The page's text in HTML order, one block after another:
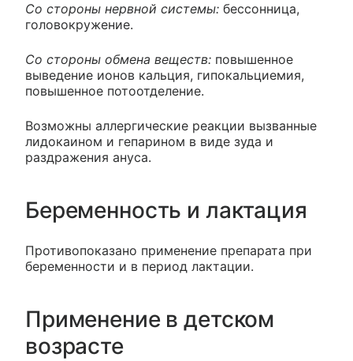
Со стороны нервной системы: бессонница,
головокружение.
Со стороны обмена веществ: повышенное
выведение ионов кальция, гипокальциемия,
повышенное потоотделение.
Возможны аллергические реакции вызванные
лидокаином и гепарином в виде зуда и
раздражения ануса.
Беременность и лактация
Противопоказано применение препарата при
беременности и в период лактации.
Применение в детском
возрасте